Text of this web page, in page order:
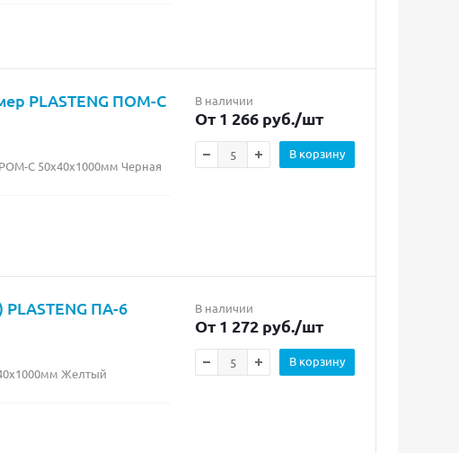
PLASTENG ПОМ-С
C 50х40х1000мм Черная
В наличии
От 1 266 руб./шт
В корзину
ПА-6
Желтый
В наличии
От 1 272 руб./шт
В корзину